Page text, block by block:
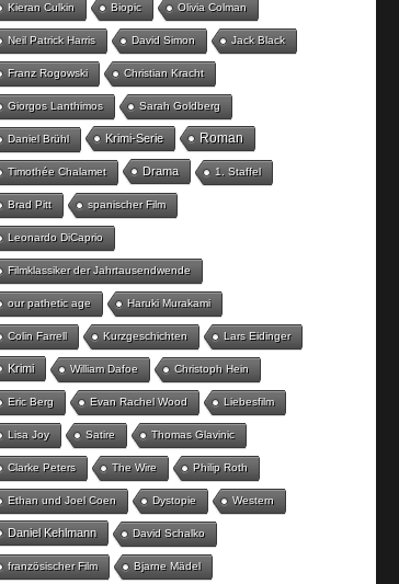
Kieran Culkin Biopic Olivia Colman
Neil Patrick Harris David Simon Jack Black
Franz Rogowski Christian Kracht
Giorgos Lanthimos Sarah Goldberg
Daniel Brühl Krimi-Serie Roman
Timothée Chalamet Drama 1. Staffel
Brad Pitt spanischer Film
Leonardo DiCaprio
Filmklassiker der Jahrtausendwende
our pathetic age Haruki Murakami
Colin Farrell Kurzgeschichten Lars Eidinger
Krimi William Dafoe Christoph Hein
Eric Berg Evan Rachel Wood Liebesfilm
Lisa Joy Satire Thomas Glavinic
Clarke Peters The Wire Philip Roth
Ethan und Joel Coen Dystopie Western
Daniel Kehlmann David Schalko
französischer Film Bjarne Mädel